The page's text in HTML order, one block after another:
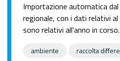
Importazione automatica
regionale, con i dati relativi al
sono relativi all'anno in
ambiente raccolta